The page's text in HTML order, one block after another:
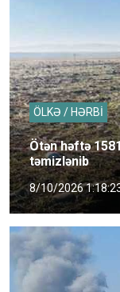
ÖLKƏ / HƏRBİ
Ötən həftə
təmizlənib
8/10/2026